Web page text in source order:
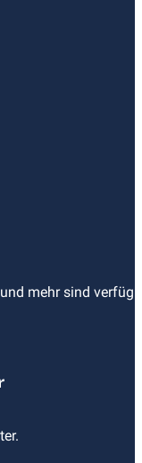
mehr sind